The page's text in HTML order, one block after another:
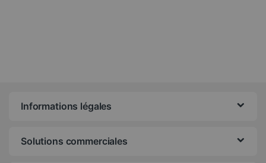
Informations légales
Solutions commerciales